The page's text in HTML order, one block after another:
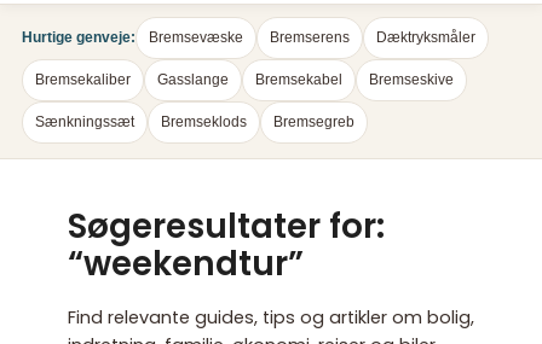
Hurtige genveje: Bremsevæske Bremserens Dæktryksmåler
Bremsekaliber Gasslange Bremsekabel Bremseskive
Sænkningssæt Bremseklods Bremsegreb
Søgeresultater for:
“weekendtur”
Find relevante guides, tips og artikler om bolig,